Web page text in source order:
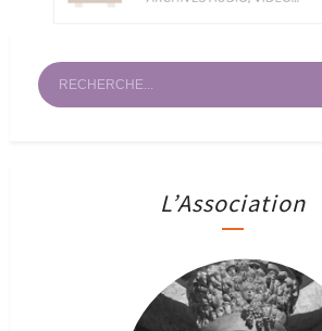
L’Association